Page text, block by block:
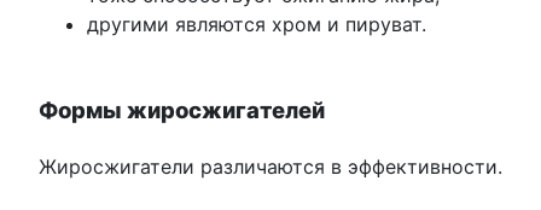
другими являются хром и пируват.
Формы жиросжигателей
Жиросжигатели различаются в эффективности.